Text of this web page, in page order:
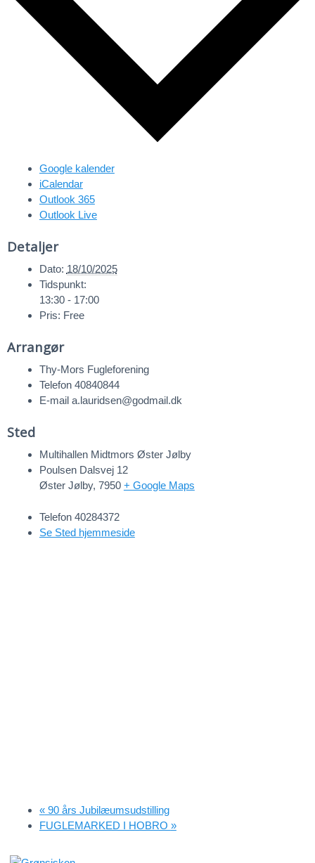
Google kalender
iCalendar
Outlook 365
Outlook Live
Detaljer
Dato: 18/10/2025
Tidspunkt:
13:30 - 17:00
Pris: Free
Arrangør
Thy-Mors Fugleforening
Telefon 40840844
E-mail a.lauridsen@godmail.dk
Sted
Multihallen Midtmors Øster Jølby
Poulsen Dalsvej 12
Øster Jølby, 7950 + Google Maps
Telefon 40284372
Se Sted hjemmeside
«90 års Jubilæumsudstilling
FUGLEMARKED I HOBRO »